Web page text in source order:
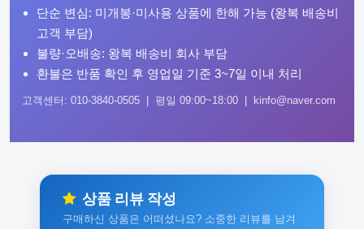
단순 변심: 미개봉·미사용 상품에 한해 가능 (왕복 배송비
고객 부담)
불량·오배송: 왕복 배송비 회사 부담
환불은 반품 확인 후 영업일 기준 3~7일 이내 처리
고객센터: 010-3840-0505 | 평일 09:00~18:00 | kinfo@naver.com
상품 리뷰 작성
구매하신 상품은 어떠셨나요? 소중한 리뷰를 남겨